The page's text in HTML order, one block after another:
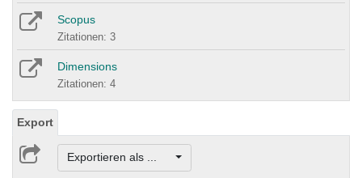
Scopus
Zitationen: 3
Dimensions
Zitationen: 4
Export
Exportieren als ...